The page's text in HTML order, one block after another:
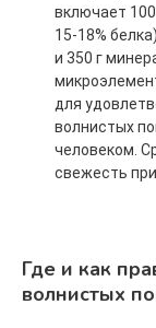
включает
15-18%
и 350 г
для
волнистых
человеком.
свежесть
Где и как
волнистых